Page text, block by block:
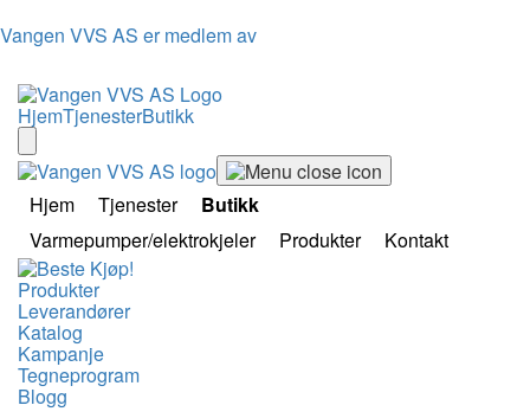
Vangen VVS AS er medlem av
HjemTjenesterButikk
Hjem Tjenester
Butikk
Varmepumper/elektrokjeler
Produkter
Kontakt
Produkter
Leverandører
Katalog
Kampanje
Tegneprogram
Blogg